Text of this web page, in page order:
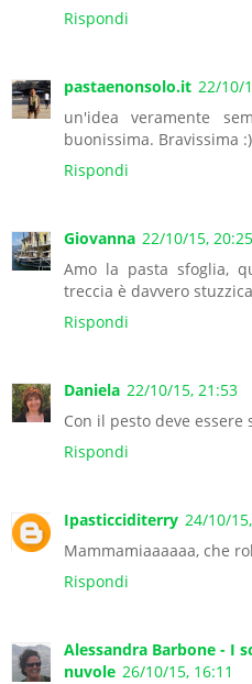
Rispondi
pastaenonsolo.it 22/10/
un'idea veramente
buonissima. Bravissima
Rispondi
Giovanna 22/10/15, 20:25
Amo la pasta sfoglia,
treccia è davvero
Rispondi
Daniela 22/10/15, 21:53
Con il pesto deve essere
Rispondi
Ipasticciditerry 24/10/
Mammamiaaaaaa, che
Rispondi
Alessandra Barbone - I
nuvole 26/10/15, 16:11